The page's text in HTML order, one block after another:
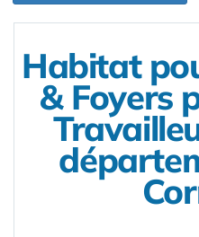
Habitat
& Foyers